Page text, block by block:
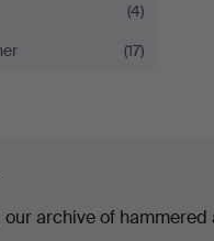
(4)
(17)
archive of hammered